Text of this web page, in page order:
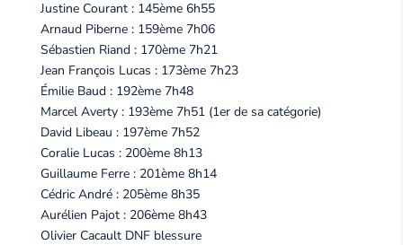
Justine Courant : 145ème 6h55
Arnaud Piberne : 159ème 7h06
Sébastien Riand : 170ème 7h21
Jean François Lucas : 173ème 7h23
Émilie Baud : 192ème 7h48
Marcel Averty : 193ème 7h51 (1er de sa catégorie)
David Libeau : 197ème 7h52
Coralie Lucas : 200ème 8h13
Guillaume Ferre : 201ème 8h14
Cédric André : 205ème 8h35
Aurélien Pajot : 206ème 8h43
Olivier Cacault DNF blessure